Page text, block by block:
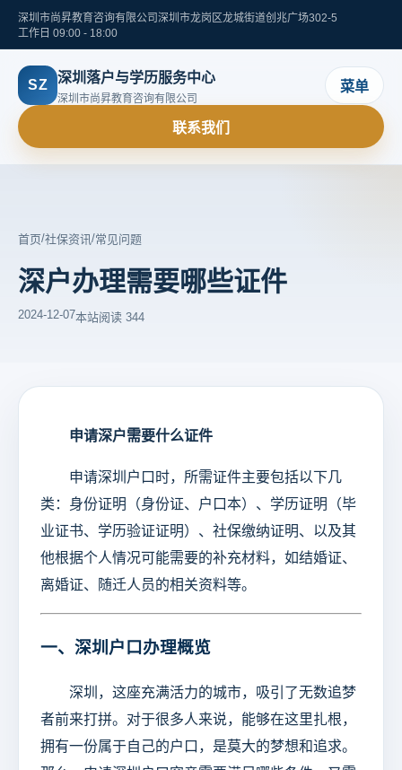
深圳市尚昇教育咨询有限公司 深圳市龙岗区龙城街道创兆广场302-5
工作日 09:00 - 18:00
SZ 深圳落户与学历服务中心
深圳市尚昇教育咨询有限公司
菜单
联系我们
首页/社保资讯/常见问题
深户办理需要哪些证件
2024-12-07本站阅读 344
申请深户需要什么证件
申请深圳户口时，所需证件主要包括以下几
类：身份证明（身份证、户口本）、学历证明（毕
业证书、学历验证证明）、社保缴纳证明、以及其
他根据个人情况可能需要的补充材料，如结婚证、
离婚证、随迁人员的相关资料等。
一、深圳户口办理概览
深圳，这座充满活力的城市，吸引了无数追梦
者前来打拼。对于很多人来说，能够在这里扎根，
拥有一份属于自己的户口，是莫大的梦想和追求。